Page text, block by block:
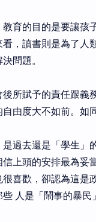
育的目的是要讓孩
，讀書則是為了人
問題。
所賦予的責任跟義
由度大不如前。如
過去還是「學生」
上頭的安排最為妥
喜歡，卻認為這是
人是「鬧事的暴民